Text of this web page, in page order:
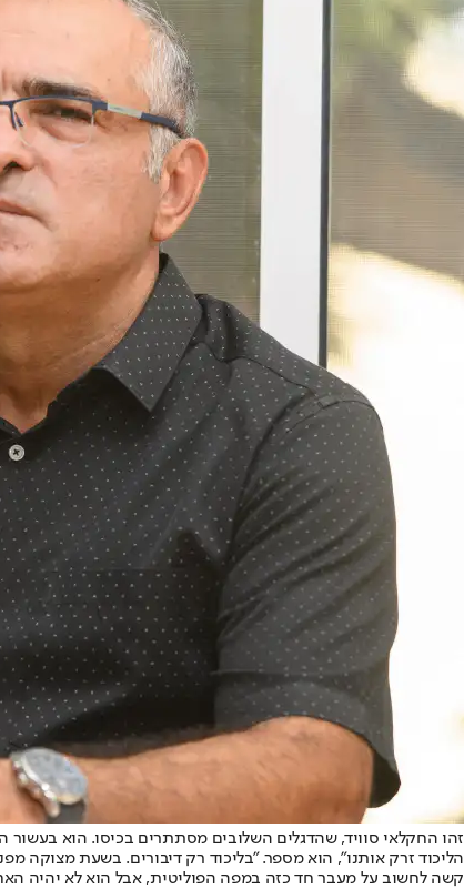
זהו החקלאי סוויד, שהדגלים השלובים מסתתרים בכיסו. הוא בעשור
הליכוד זרק אותנו", הוא מספר. "בליכוד רק דיבורים. בשעת מצוקה